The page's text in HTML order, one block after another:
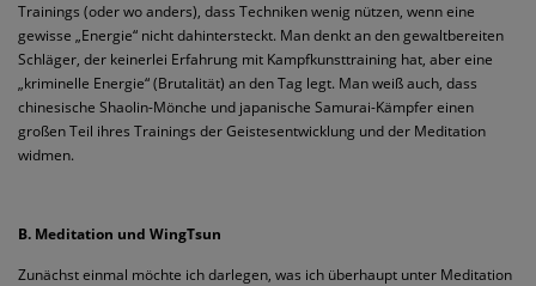
Trainings (oder wo anders), dass Techniken wenig nützen, wenn eine
gewisse „Energie“ nicht dahintersteckt. Man denkt an den gewaltbereiten
Schläger, der keinerlei Erfahrung mit Kampfkunsttraining hat, aber eine
„kriminelle Energie“ (Brutalität) an den Tag legt. Man weiß auch, dass
chinesische Shaolin-Mönche und japanische Samurai-Kämpfer einen
großen Teil ihres Trainings der Geistesentwicklung und der Meditation
widmen.
B. Meditation und WingTsun
Zunächst einmal möchte ich darlegen, was ich überhaupt unter Meditation